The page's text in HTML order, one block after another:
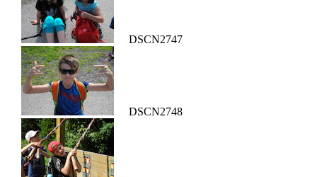
DSCN2747
DSCN2748